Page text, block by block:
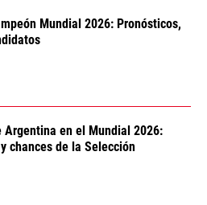
Mundial 2026: Pronósticos,
Argentina en el Mundial 2026:
chances de la Selección